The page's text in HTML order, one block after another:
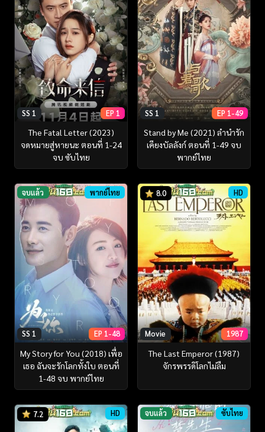
SS 1 EP 1
The Fatal Letter (2023)
จดหมายสู่หายนะ ตอนที่ 1-24
จบ ซับไทย
SS 1 EP 1-49
Stand by Me (2021) ลำนำรัก
เคียงบัลลังก์ ตอนที่ 1-49 จบ
พากย์ไทย
จบแล้ว พากย์ไทย
SS 1 EP 1-48
My Story for You (2018) เพื่อ
เธอ ฉันจะรักโลกทั้งใบ ตอนที่
1-48 จบ พากย์ไทย
8.0 HD
Movie 1987
The Last Emperor (1987)
จักรพรรดิโลกไม่ลืม
7.2 HD จบแล้ว ซับไทย